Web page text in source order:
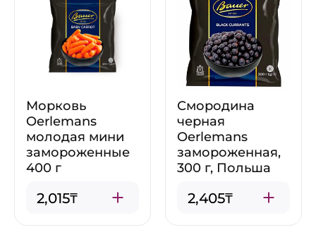
Морковь
Oerlemans
молодая мини
замороженные
400 г
2,015₸
Смородина
черная
Oerlemans
замороженная,
300 г, Польша
2,405₸